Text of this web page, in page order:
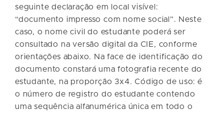
seguinte declaração em local visível:
“documento impresso com nome social”. Neste
caso, o nome civil do estudante poderá ser
consultado na versão digital da CIE, conforme
orientações abaixo. Na face de identificação do
documento constará uma fotografia recente do
estudante, na proporção 3x4. Código de uso: é
o número de registro do estudante contendo
uma sequência alfanumérica única em todo o